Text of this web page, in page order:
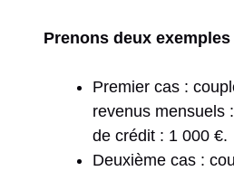
Prenons deux exemples
Premier cas :
revenus mensuels
de crédit : 1 000 €.
Deuxième cas :